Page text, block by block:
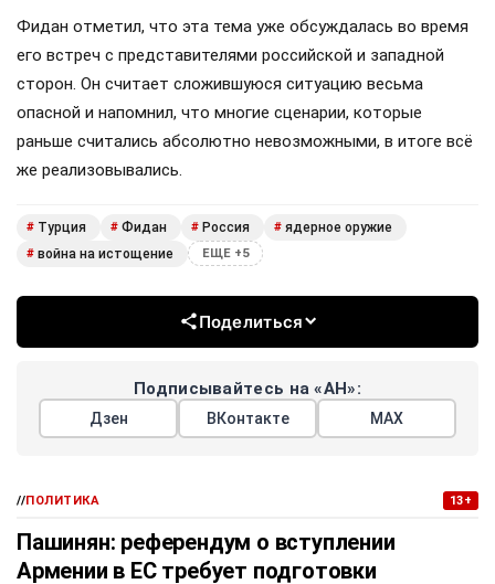
Фидан отметил, что эта тема уже обсуждалась во время
его встреч с представителями российской и западной
сторон. Он считает сложившуюся ситуацию весьма
опасной и напомнил, что многие сценарии, которые
раньше считались абсолютно невозможными, в итоге всё
же реализовывались.
# Турция # Фидан # Россия # ядерное оружие
# война на истощение ЕЩЕ +5
Поделиться
Подписывайтесь на «АН»:
Дзен ВКонтакте МАХ
//ПОЛИТИКА 13+
Пашинян: референдум о вступлении
Армении в ЕС требует подготовки